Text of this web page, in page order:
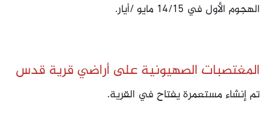
الهجوم الأول في 14/15 مايو /أيار.
المغتصبات الصهيونية على أراضي قرية قدس
تم إنشاء مستعمرة يفتاح في القرية.